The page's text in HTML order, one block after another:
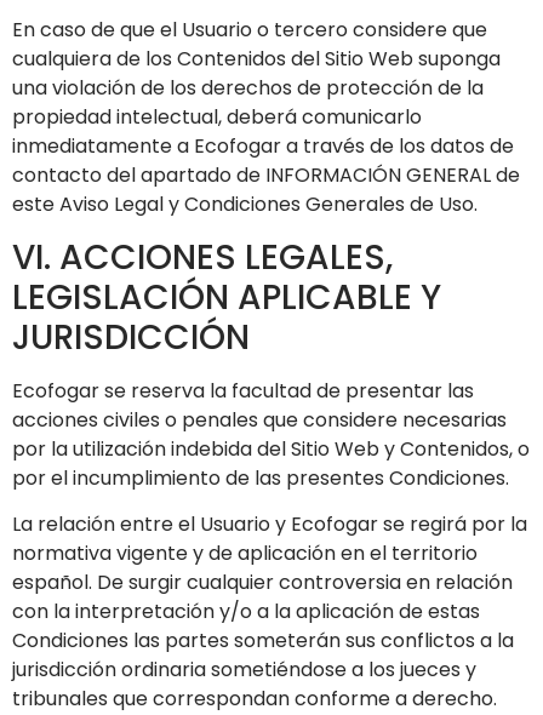
En caso de que el Usuario o tercero considere que
cualquiera de los Contenidos del Sitio Web suponga
una violación de los derechos de protección de la
propiedad intelectual, deberá comunicarlo
inmediatamente a Ecofogara través de los datos de
contacto del apartado de INFORMACIÓN GENERAL de
este Aviso Legal y Condiciones Generales de Uso.
VI. ACCIONES LEGALES,
LEGISLACIÓN APLICABLE Y
JURISDICCIÓN
Ecofogarse reserva la facultad de presentar las
acciones civiles o penales que considere necesarias
por la utilización indebida del Sitio Web y Contenidos, o
por el incumplimiento de las presentes Condiciones.
La relación entre el Usuario y Ecofogarse regirá por la
normativa vigente y de aplicación en el territorio
español. De surgir cualquier controversia en relación
con la interpretación y/o a la aplicación de estas
Condiciones las partes someterán sus conflictos a la
jurisdicción ordinaria sometiéndose a los jueces y
tribunales que correspondan conforme a derecho.